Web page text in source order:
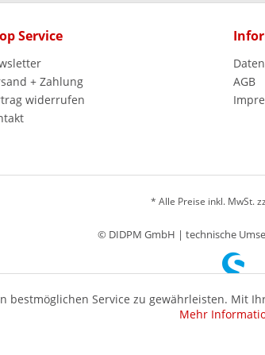
Service
+ Zahlung
widerrufen
AGB
* Alle Preise inkl. MwSt.
© DIDPM GmbH | technische
bestmöglichen Service zu gewährleisten. Mit
Mehr